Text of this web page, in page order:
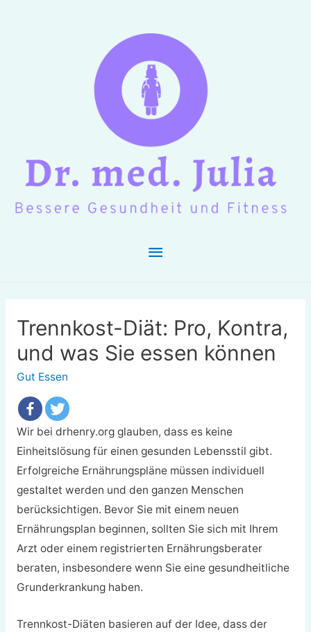
Hauptmenü
Trennkost-Diät: Pro, Kontra,
und was Sie essen können
Gut Essen
Wir bei drhenry.org glauben, dass es keine
Einheitslösung für einen gesunden Lebensstil gibt.
Erfolgreiche Ernährungspläne müssen individuell
gestaltet werden und den ganzen Menschen
berücksichtigen. Bevor Sie mit einem neuen
Ernährungsplan beginnen, sollten Sie sich mit Ihrem
Arzt oder einem registrierten Ernährungsberater
beraten, insbesondere wenn Sie eine gesundheitliche
Grunderkrankung haben.
Trennkost-Diäten basieren auf der Idee, dass der